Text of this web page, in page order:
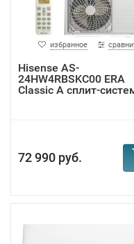
избранное
Hisense AS-
24HW4RBSKC00 ERA
Classic A сплит-
72 990 руб.